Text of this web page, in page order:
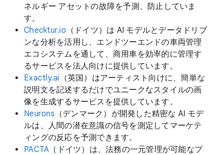
ネルギー アセットの故障を予測、防止していま
す。
Checktur.io （ドイツ）は AI モデルとデータドリブ
ンな分析を活用し、エンドツーエンドの車両管理
エコシステムを通して、商用車を効率的に管理す
るサービスを法人向けに提供しています。
Exactly.ai （英国）はアーティスト向けに、簡単な
説明文を記述するだけでユニークなスタイルの画
像を生成するサービスを提供しています。
Neurons （デンマーク）が開発した精密な AI モデ
ルは、人間の潜在意識の信号を測定してマーケテ
ィングの反応を予測できます。
PACTA （ドイツ）は、法務の一元管理が可能なプ